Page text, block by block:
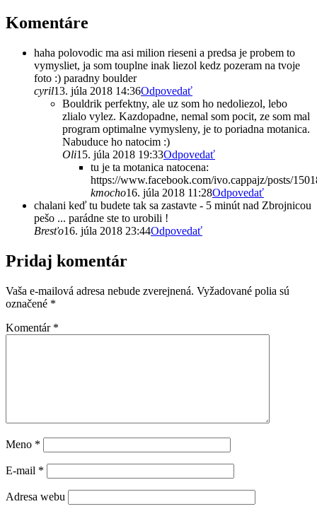
Komentáre
haha polovodic ma asi milion rieseni a predsa je probem to
vymysliet, ja som touplne inak liezol kedz pozeram na tvoje
foto :) paradny boulder
cyril13. júla 2018 14:36Odpovedať
Bouldrik perfektny, ale uz som ho nedoliezol, lebo
zlialo vylez. Kazdopadne, nemal som pocit, ze som mal
program optimalne vymysleny, je to poriadna motanica.
Nabuduce ho natocim :)
Oli15. júla 2018 19:33Odpovedať
tu je ta motanica natocena:
https://www.facebook.com/ivo.cappajz/posts/
kmocho16. júla 2018 11:28Odpovedať
chalani keď tu budete tak sa zastavte - 5 minút nad Zbrojnicou
pešo ... parádne ste to urobili !
Bresťo16. júla 2018 23:44Odpovedať
Pridaj komentár
Vaša e-mailová adresa nebude zverejnená. Vyžadované polia sú
označené *
Komentár *
Meno *
E-mail *
Adresa webu